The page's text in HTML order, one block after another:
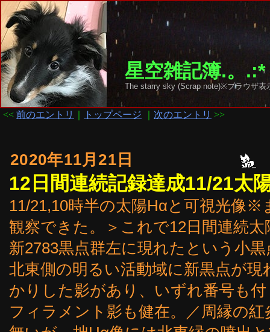
星空雑記簿.。
The starry sky (Scrap note)※ブラウザ
<< 前のエントリ トップページ 次のエントリ >>
2020年11月21日
12日間連続記録達成11/21太
11/21,10時半の太陽Hαと可視光像※
観察できた。＞これで12日間連続
新2783黒点群左に現れたという小
北東側の明るい活動域に新黒点が
かりした影があり、いずれ番号も
フィラメント影も健在。／周縁の